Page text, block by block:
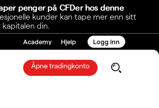
penger på CFDer hos denne
kunder kan tape mer enn sitt
din.
Academy Hjelp Logg inn
Åpne tradingkonto